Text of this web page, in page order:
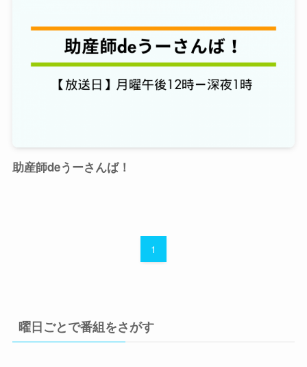
助産師deうーさんば！
1
曜日ごとで番組をさがす